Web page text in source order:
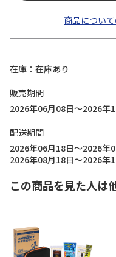
商品につい
在庫
在庫あり
販売期間
2026年06月08日～2026年
配送期間
2026年06月18日～2026年
2026年08月18日～2026年
この商品を見た人は